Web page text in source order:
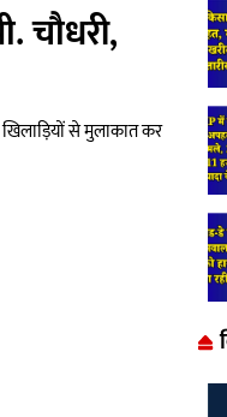
चौधरी,
खिलाड़ियों से मुलाकात कर